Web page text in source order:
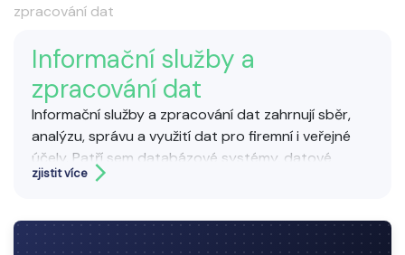
zpracování dat
Informační služby a
zpracování dat
Informační služby a zpracování dat zahrnují sběr,
analýzu, správu a využití dat pro firemní i veřejné
účely. Patří sem databázové systémy, datové
sklady, IT podpora, statistické zpracování či správa
informací, efektivní rozhodování a optimalizace
provozních procesů.
zjistit více